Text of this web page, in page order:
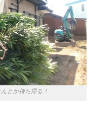
とか持ち帰る！